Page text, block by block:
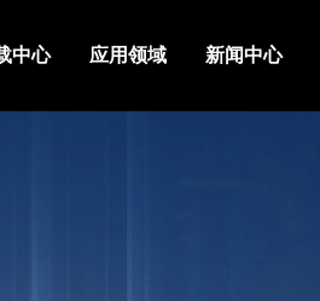
中心 应用领域 新闻中心